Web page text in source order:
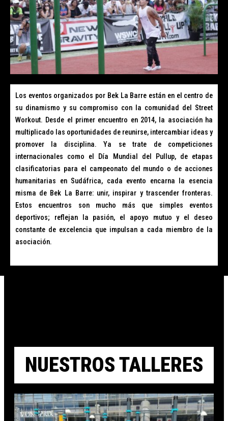
Los eventos organizados por Bek La Barre están en el centro de
su dinamismo y su compromiso con la comunidad del Street
Workout. Desde el primer encuentro en 2014, la asociación ha
multiplicado las oportunidades de reunirse, intercambiar ideas y
promover la disciplina. Ya se trate de competiciones
internacionales como el Día Mundial del Pullup, de etapas
clasificatorias para el campeonato del mundo o de acciones
humanitarias en Sudáfrica, cada evento encarna la esencia
misma de Bek La Barre: unir, inspirar y trascender fronteras.
Estos encuentros son mucho más que simples eventos
deportivos; reflejan la pasión, el apoyo mutuo y el deseo
constante de excelencia que impulsan a cada miembro de la
asociación.
NUESTROS TALLERES